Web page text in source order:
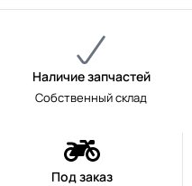
Наличие запчастей
Собственный склад
Под заказ